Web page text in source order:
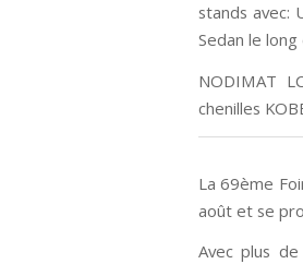
stands avec:
Sedan le
NODIMAT
chenilles
La 69ème
août et se
Avec plus